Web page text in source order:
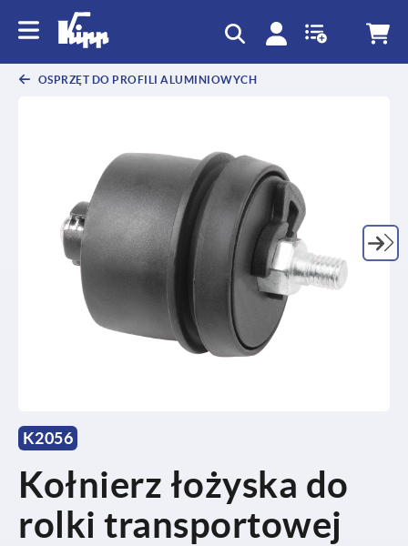
OSPRZĘT DO PROFILI ALUMINIOWYCH
K2056
Kołnierz łożyska do
rolki transportowej